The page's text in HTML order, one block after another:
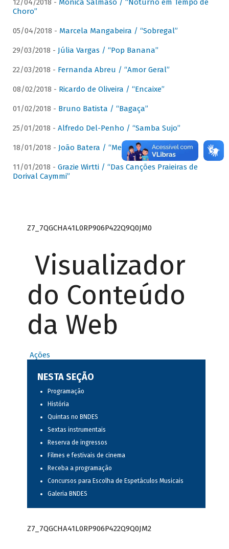
12/04/2018 - Mônica Salmaso / “Noturno em Tempo de
Choro”
05/04/2018 - Marcela Mangabeira / “Sobregal”
29/03/2018 - Júlia Vargas / “Pop Banana”
22/03/2018 - Fernanda Abreu / “Amor Geral”
08/02/2018 - Ricardo de Oliveira / “Encaixe”
01/02/2018 - Bruno Batista / “Bagaça”
25/01/2018 - Alfredo Del-Penho / “Samba Sujo”
18/01/2018 - João Batera / “Meu Pandeiro”
11/01/2018 - Grazie Wirtti / “Das Canções Praieiras de
Dorival Caymmi”
Z7_7QGCHA41L0RP906P422Q9Q0JM0
Visualizador
do Conteúdo
da Web
Ações
NESTA SEÇÃO
Programação
História
Quintas no BNDES
Sextas instrumentais
Reserva de ingressos
Filmes e festivais de cinema
Receba a programação
Concursos para Escolha de Espetáculos Musicais
Galeria BNDES
Z7_7QGCHA41L0RP906P422Q9Q0JM2